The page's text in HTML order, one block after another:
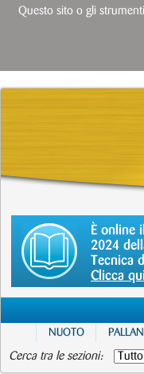
È online
2024
Tecnica
Clicca qui
NUOTO
Cerca tra le sezioni:
Questo sito o gli